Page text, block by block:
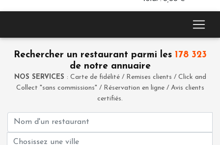
Rechercher un restaurant parmi les 178 323
de notre annuaire
NOS SERVICES : Carte de fidélité / Remises clients / Click and
Collect "sans commissions" / Réservation en ligne / Avis clients
certifiés.